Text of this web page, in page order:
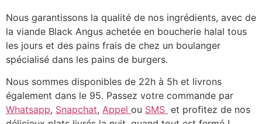
Nous garantissons la qualité de nos ingrédients, avec de
la viande Black Angus achetée en boucherie halal tous
les jours et des pains frais de chez un boulanger
spécialisé dans les pains de burgers.
Nous sommes disponibles de 22h à 5h et livrons
également dans le 95. Passez votre commande par
Whatsapp, Snapchat, Appel ou SMS et profitez de nos